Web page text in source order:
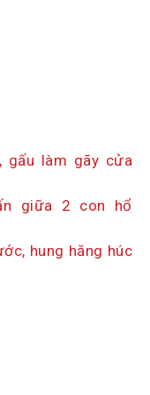
gấu làm gãy cửa
giữa 2 con hổ
hung hăng húc